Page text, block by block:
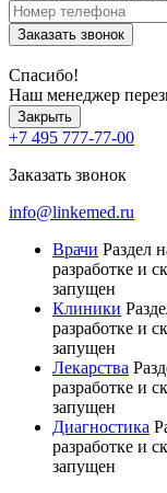
Заказать звонок
Спасибо!
Наш менеджер
Закрыть
+7 495 777-77-00
Заказать звонок
info@linkemed.ru
Врачи Раздел
разработке и
запущен
Клиники
разработке и
запущен
Лекарства
разработке и
запущен
Диагностика
разработке и
запущен